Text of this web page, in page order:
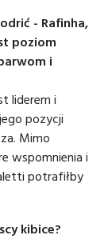
- Rafinha,
poziom
i
liderem i
pozycji
Mimo
wspomnienia i
potrafiłby
kibice?